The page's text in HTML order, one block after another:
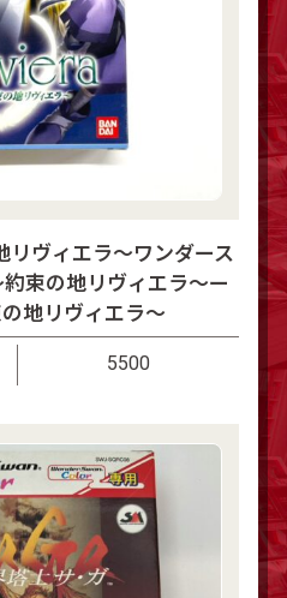
リヴィエラ～ワンダース
束の地リヴィエラ～ー
地リヴィエラ～
5500